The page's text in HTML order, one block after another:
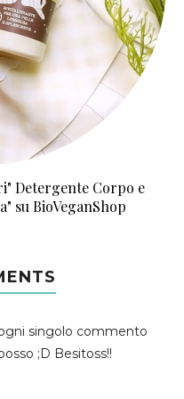
Detergente Corpo e
su BioVeganShop
singolo commento
;D Besitoss!!